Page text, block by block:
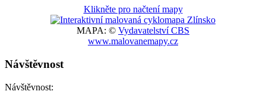
Klikněte pro načtení mapy
MAPA: © Vydavatelství CBS
www.malovanemapy.cz
Návštěvnost
Návštěvnost: